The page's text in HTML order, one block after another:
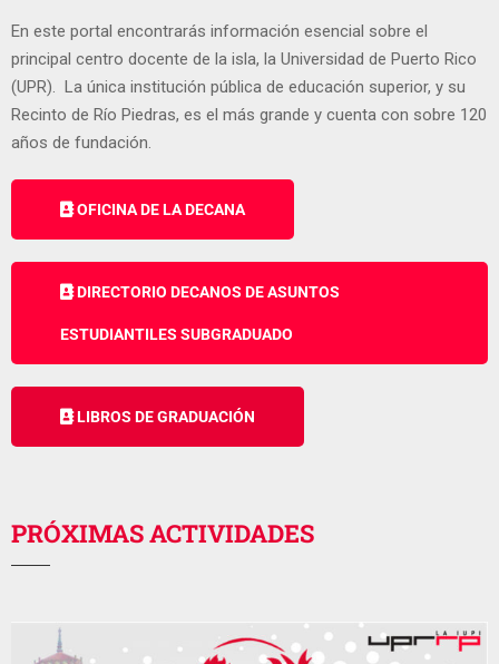
En este portal encontrarás información esencial sobre el
principal centro docente de la isla, la Universidad de Puerto Rico
(UPR). La única institución pública de educación superior, y su
Recinto de Río Piedras, es el más grande y cuenta con sobre 120
años de fundación.
OFICINA DE LA DECANA
DIRECTORIO DECANOS DE ASUNTOS
ESTUDIANTILES SUBGRADUADO
LIBROS DE GRADUACIÓN
PRÓXIMAS ACTIVIDADES